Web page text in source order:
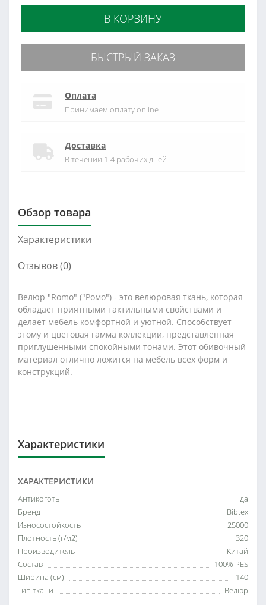
В КОРЗИНУ
БЫСТРЫЙ ЗАКАЗ
Оплата
Принимаем оплату online
Доставка
В течении 1-4 рабочих дней
Обзор товара
Характеристики
Отзывов (0)
Велюр "Romo" ("Ромо") - это велюровая ткань, которая
обладает приятными тактильными свойствами и
делает мебель комфортной и уютной. Способствует
этому и цветовая гамма коллекции, представленная
приглушенными спокойными тонами. Этот обивочный
материал отлично ложится на мебель всех форм и
конструкций.
Характеристики
ХАРАКТЕРИСТИКИ
Антикоготь
да
Бренд
Bibtex
Износостойкость
25000
Плотность (г/м2)
320
Производитель
Китай
Состав
100% PES
Ширина (см)
140
Тип ткани
Велюр